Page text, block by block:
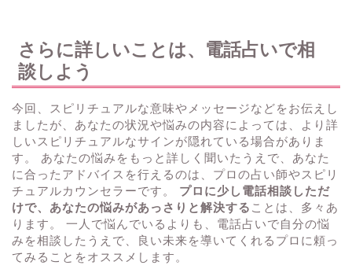
さらに詳しいことは、電話占いで相
談しよう
今回、スピリチュアルな意味やメッセージなどをお伝えし
ましたが、あなたの状況や悩みの内容によっては、より詳
しいスピリチュアルなサインが隠れている場合がありま
す。 あなたの悩みをもっと詳しく聞いたうえで、あなた
に合ったアドバイスを行えるのは、プロの占い師やスピリ
チュアルカウンセラーです。 プロに少し電話相談しただ
けで、あなたの悩みがあっさりと解決する ことは、多々あ
ります。 一人で悩んでいるよりも、電話占いで自分の悩
みを相談したうえで、良い未来を導いてくれるプロに頼っ
てみることをオススメします。